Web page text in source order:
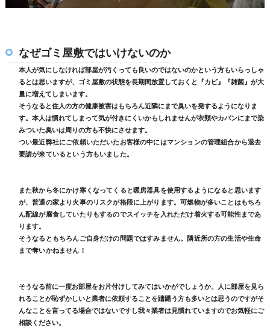
なぜゴミ屋敷ではいけないのか
本人が気にしなければ部屋が汚くっても良いのではないのかという方もいらっしゃ
るとは思いますが、ゴミ屋敷の状態を長期間放置しておくと『カビ』『雑菌』が大
量に増えてしまいます。
そうなると住人の方の健康被害はもちろん近隣にまで臭いを発するようになりま
す。本人は慣れてしまって気が付きにくいかもしれませんが衣類やカバンにまで染
みついた臭いは周りの方も不快にさせます。
つい最近弊社にご依頼いただいたお客様の中にはマンションの管理組合から退去
要請が来ているという方もいました。
また秋から冬にかけ寒くなってくると暖房器具を使用するようになると思います
が、普通の家より火事のリスクが格段に上がります。可燃物が多いことはもちろ
ん配線が腐食していたりもするのでスイッチを入れただけ着火する可能性まであ
ります。
そうなるともちろんご自身だけの問題ではすみません。隣近所の方の生活や生命
まで奪いかねません！
そうなる前に一度お部屋をお片付けしてみてはいかがでしょうか。人に部屋を見ら
れることが恥ずかしいと業者に依頼することを躊躇う方も多いとは思うのですがそ
んなことを言ってる場合ではないですし我々業者は見慣れていますのでお気軽にご
相談ください。